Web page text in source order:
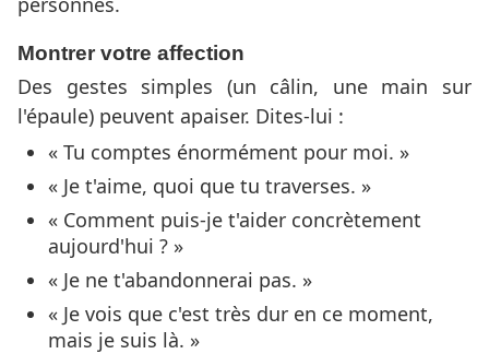
Montrer votre affection
Des gestes simples (un câlin, une main sur
l'épaule) peuvent apaiser. Dites-lui :
« Tu comptes énormément pour moi. »
« Je t'aime, quoi que tu traverses. »
« Comment puis-je t'aider concrètement
aujourd'hui ? »
« Je ne t'abandonnerai pas. »
« Je vois que c'est très dur en ce moment,
mais je suis là. »